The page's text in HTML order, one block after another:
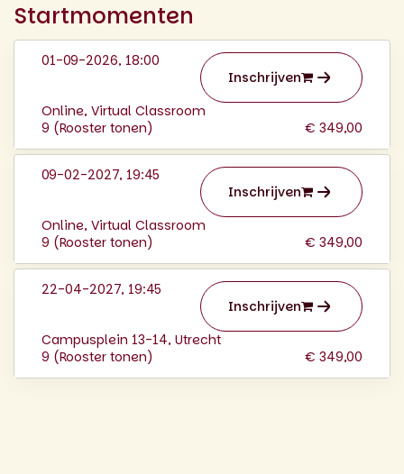
Startmomenten
01-09-2026, 18:00
Inschrijven
Online, Virtual Classroom
9 (Rooster tonen) € 349,00
09-02-2027, 19:45
Inschrijven
Online, Virtual Classroom
9 (Rooster tonen) € 349,00
22-04-2027, 19:45
Inschrijven
Campusplein 13-14, Utrecht
9 (Rooster tonen) € 349,00